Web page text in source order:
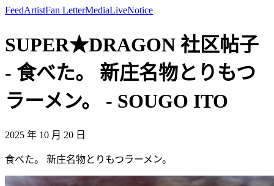
FeedArtistFan LetterMediaLiveNotice
SUPER★DRAGON 社区帖子
- 食べた。 新庄名物とりもつ
ラーメン。 - SOUGO ITO
2025 年 10 月 20 日
食べた。 新庄名物とりもつラーメン。